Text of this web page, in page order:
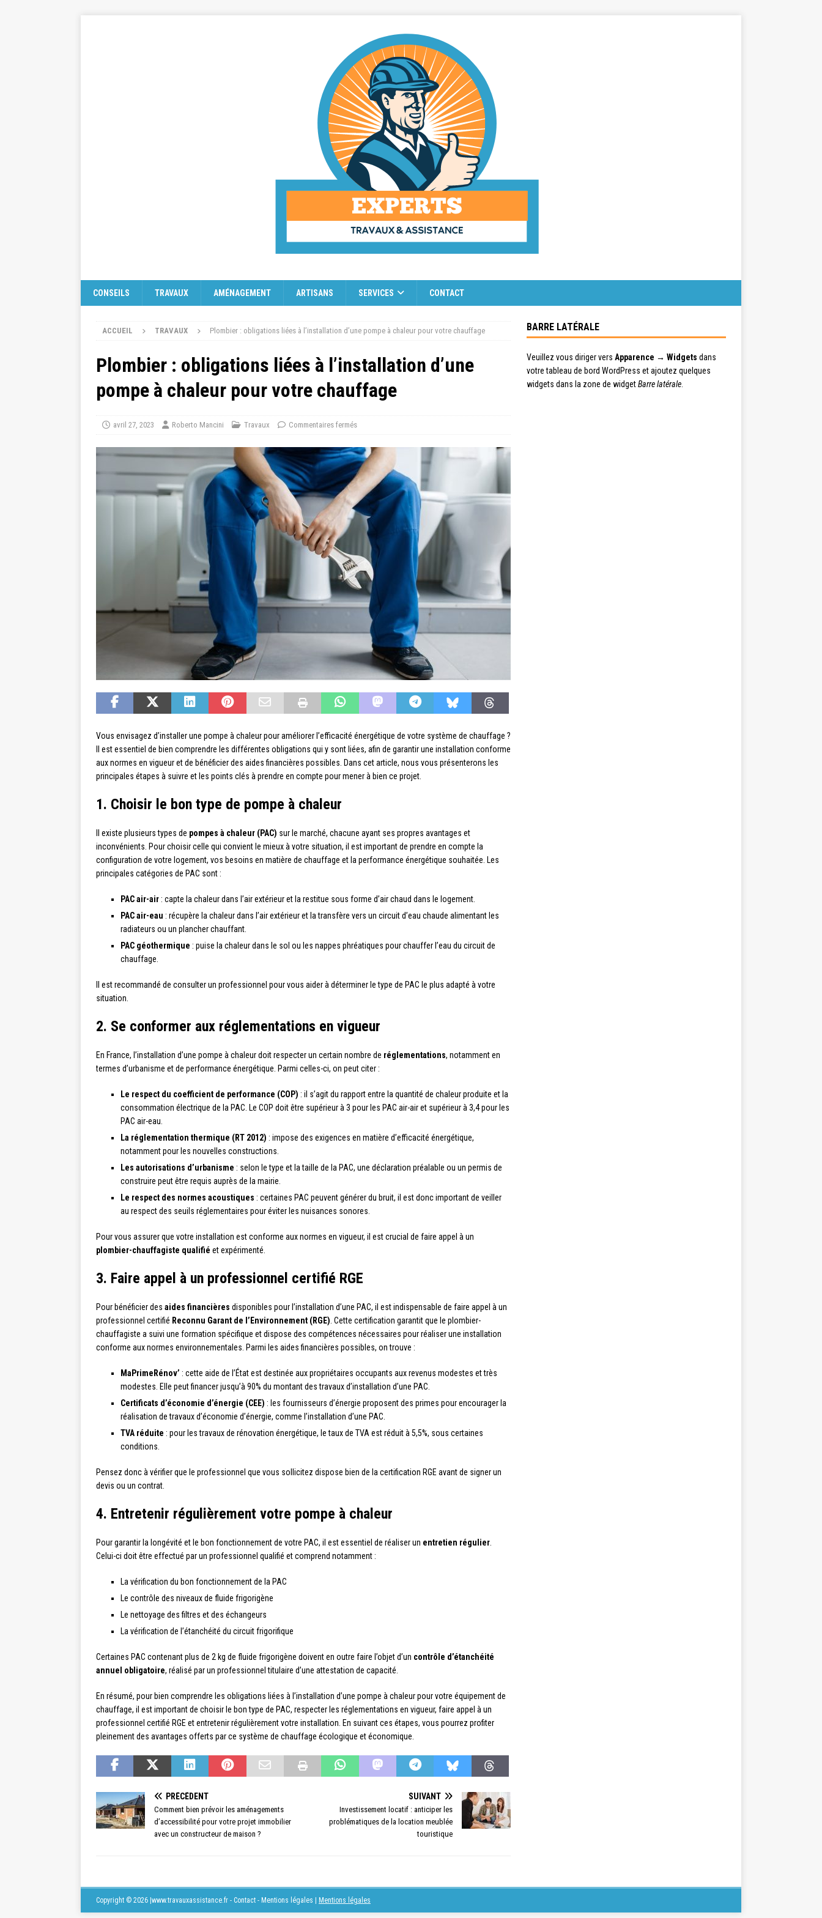
CONSEILS TRAVAUX AMÉNAGEMENT ARTISANS SERVICES CONTACT
ACCUEIL TRAVAUX Plombier : obligations liées à l’installation d’une pompe à chaleur pour votre chauffage
Plombier : obligations liées à l’installation d’une
pompe à chaleur pour votre chauffage
avril 27, 2023 Roberto Mancini Travaux Commentaires fermés
Vous envisagez d’installer une pompe à chaleur pour améliorer l’efficacité énergétique de votre système de chauffage ?
Il est essentiel de bien comprendre les différentes obligations qui y sont liées, afin de garantir une installation conforme
aux normes en vigueur et de bénéficier des aides financières possibles. Dans cet article, nous vous présenterons les
principales étapes à suivre et les points clés à prendre en compte pour mener à bien ce projet.
1. Choisir le bon type de pompe à chaleur
Il existe plusieurs types de pompes à chaleur (PAC) sur le marché, chacune ayant ses propres avantages et
inconvénients. Pour choisir celle qui convient le mieux à votre situation, il est important de prendre en compte la
configuration de votre logement, vos besoins en matière de chauffage et la performance énergétique souhaitée. Les
principales catégories de PAC sont :
PAC air-air : capte la chaleur dans l’air extérieur et la restitue sous forme d’air chaud dans le logement.
PAC air-eau : récupère la chaleur dans l’air extérieur et la transfère vers un circuit d’eau chaude alimentant les
radiateurs ou un plancher chauffant.
PAC géothermique : puise la chaleur dans le sol ou les nappes phréatiques pour chauffer l’eau du circuit de
chauffage.
Il est recommandé de consulter un professionnel pour vous aider à déterminer le type de PAC le plus adapté à votre
situation.
2. Se conformer aux réglementations en vigueur
En France, l’installation d’une pompe à chaleur doit respecter un certain nombre de réglementations, notamment en
termes d’urbanisme et de performance énergétique. Parmi celles-ci, on peut citer :
Le respect du coefficient de performance (COP) : il s’agit du rapport entre la quantité de chaleur produite et la
consommation électrique de la PAC. Le COP doit être supérieur à 3 pour les PAC air-air et supérieur à 3,4 pour les
PAC air-eau.
La réglementation thermique (RT 2012) : impose des exigences en matière d’efficacité énergétique,
notamment pour les nouvelles constructions.
Les autorisations d’urbanisme : selon le type et la taille de la PAC, une déclaration préalable ou un permis de
construire peut être requis auprès de la mairie.
Le respect des normes acoustiques : certaines PAC peuvent générer du bruit, il est donc important de veiller
au respect des seuils réglementaires pour éviter les nuisances sonores.
Pour vous assurer que votre installation est conforme aux normes en vigueur, il est crucial de faire appel à un
plombier-chauffagiste qualifié et expérimenté.
3. Faire appel à un professionnel certifié RGE
Pour bénéficier des aides financières disponibles pour l’installation d’une PAC, il est indispensable de faire appel à un
professionnel certifié Reconnu Garant de l’Environnement (RGE) . Cette certification garantit que le plombier-
chauffagiste a suivi une formation spécifique et dispose des compétences nécessaires pour réaliser une installation
conforme aux normes environnementales. Parmi les aides financières possibles, on trouve :
MaPrimeRénov’ : cette aide de l’État est destinée aux propriétaires occupants aux revenus modestes et très
modestes. Elle peut financer jusqu’à 90% du montant des travaux d’installation d’une PAC.
Certificats d’économie d’énergie (CEE) : les fournisseurs d’énergie proposent des primes pour encourager la
réalisation de travaux d’économie d’énergie, comme l’installation d’une PAC.
TVA réduite : pour les travaux de rénovation énergétique, le taux de TVA est réduit à 5,5%, sous certaines
conditions.
Pensez donc à vérifier que le professionnel que vous sollicitez dispose bien de la certification RGE avant de signer un
devis ou un contrat.
4. Entretenir régulièrement votre pompe à chaleur
Pour garantir la longévité et le bon fonctionnement de votre PAC, il est essentiel de réaliser un entretien régulier
Celui-ci doit être effectué par un professionnel qualifié et comprend notamment :
La vérification du bon fonctionnement de la PAC
Le contrôle des niveaux de fluide frigorigène
Le nettoyage des filtres et des échangeurs
La vérification de l’étanchéité du circuit frigorifique
Certaines PAC contenant plus de 2 kg de fluide frigorigène doivent en outre faire l’objet d’un contrôle d’étanchéité
annuel obligatoire, réalisé par un professionnel titulaire d’une attestation de capacité.
En résumé, pour bien comprendre les obligations liées à l’installation d’une pompe à chaleur pour votre équipement de
chauffage, il est important de choisir le bon type de PAC, respecter les réglementations en vigueur, faire appel à un
professionnel certifié RGE et entretenir régulièrement votre installation. En suivant ces étapes, vous pourrez profiter
pleinement des avantages offerts par ce système de chauffage écologique et économique.
PRÉCÉDENT
Comment bien prévoir les aménagements
d’accessibilité pour votre projet immobilier
avec un constructeur de maison ?
SUIVANT
Investissement locatif : anticiper les
problématiques de la location meublée
touristique
BARRE LATÉRALE
Veuillez vous diriger vers Apparence → Widgets dans
votre tableau de bord WordPress et ajoutez quelques
widgets dans la zone de widgetBarre latérale.
Copyright © 2026 |www.travauxassistance.fr - Contact - Mentions légales Mentions légales